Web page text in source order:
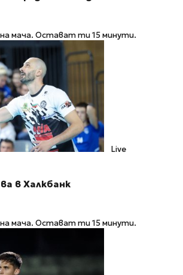
на мача. Остават ти 15 минути.
Live
в Халкбанк
на мача. Остават ти 15 минути.